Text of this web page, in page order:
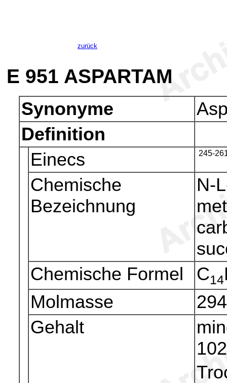
zurück
E 951 ASPARTAM
Synonyme
Definition
Einecs
245-
Chemische
Bezeichnung
N-
Chemische Formel
C14
Molmasse
Gehalt